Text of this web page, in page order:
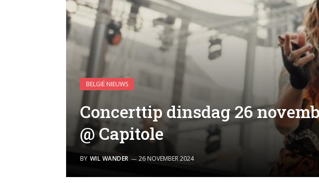
BELGIË NIEUWS
Concerttip dinsdag 26
@ Capitole
BY WIL WANDER 26 NOVEMBER 2024